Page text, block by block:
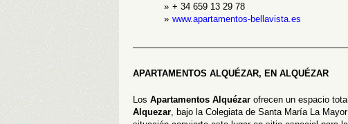
+ 34 659 13 29 78
www.apartamentos-bellavista.es
APARTAMENTOS ALQUÉZAR, EN ALQUÉZAR
Los Apartamentos Alquézar ofrecen un espacio
Alquezar, bajo la Colegiata de Santa María La